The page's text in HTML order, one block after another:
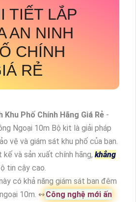
TIẾT LẮP
AN NINH
CHÍNH
RẺ
Khu Phố Chính Hãng Giá Rẻ -
Ngoại 10m Bộ kit là giải pháp
vệ và giám sát khu phố của bạn.
và sản xuất chính hãng, khẳng
tin cậy cao.
có khả năng giám sát ban đêm
10m. ↭Công nghệ mới ấn